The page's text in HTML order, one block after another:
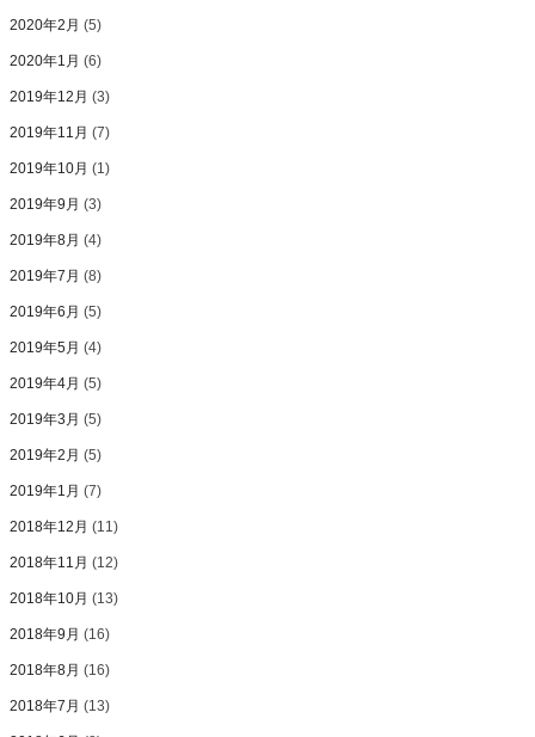
2020年2月 (5)
2020年1月 (6)
2019年12月 (3)
2019年11月 (7)
2019年10月 (1)
2019年9月 (3)
2019年8月 (4)
2019年7月 (8)
2019年6月 (5)
2019年5月 (4)
2019年4月 (5)
2019年3月 (5)
2019年2月 (5)
2019年1月 (7)
2018年12月 (11)
2018年11月 (12)
2018年10月 (13)
2018年9月 (16)
2018年8月 (16)
2018年7月 (13)